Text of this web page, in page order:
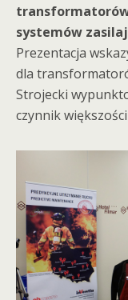
systemów
Prezentacja
dla
Strojecki
czynnik